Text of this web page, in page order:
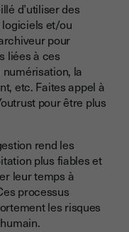
d’utiliser des
et/ou
pour
liées à ces
la
etc. Faites appel à
pour être plus
rend les
plus fiables et
leur temps à
processus
les risques